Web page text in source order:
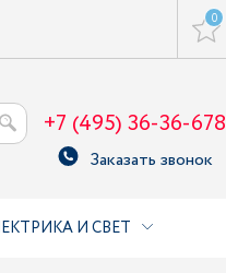
0
+7 (495) 36-36-678
Заказать звонок
И СВЕТ